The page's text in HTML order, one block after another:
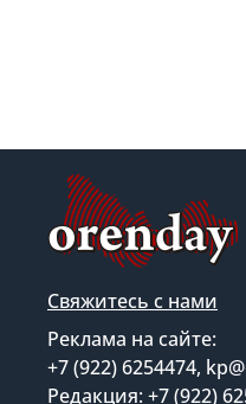
Свяжитесь с нами
Реклама на сайте:
+7 (922) 6254474,
Редакция: +7 (922)